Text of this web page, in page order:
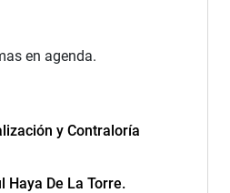
en agenda.
y Contraloría
Haya De La Torre.